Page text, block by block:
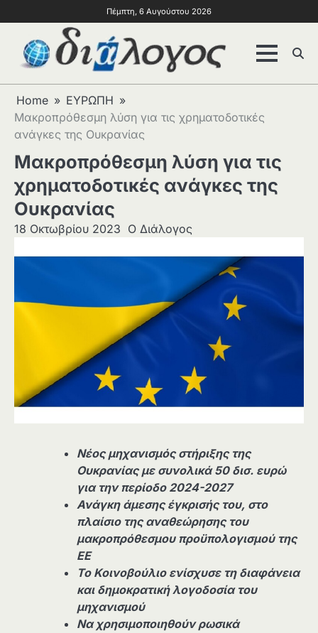
Πέμπτη, 6 Αυγούστου 2026
Home
ΕΥΡΩΠΗ
Μακροπρόθεσμη λύση για τις χρηματοδοτικές
ανάγκες της Ουκρανίας
Μακροπρόθεσμη λύση για τις
χρηματοδοτικές ανάγκες της
Ουκρανίας
18 Οκτωβρίου 2023 Ο Διάλογος
Νέος μηχανισμός στήριξης της
Ουκρανίας με συνολικά 50 δισ. ευρώ
για την περίοδο 2024-2027
Ανάγκη άμεσης έγκρισής του, στο
πλαίσιο της αναθεώρησης του
μακροπρόθεσμου προϋπολογισμού της
ΕΕ
Το Κοινοβούλιο ενίσχυσε τη διαφάνεια
και δημοκρατική λογοδοσία του
μηχανισμού
Να χρησιμοποιηθούν ρωσικά